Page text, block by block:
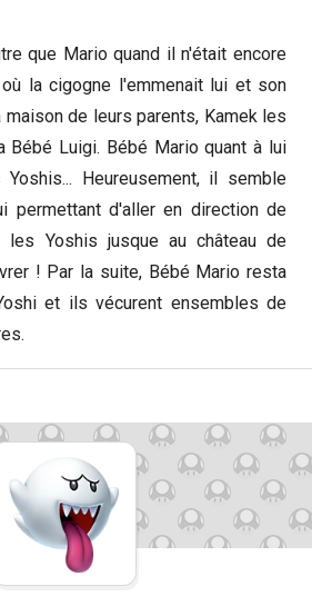
que Mario quand il n'était encore
la cigogne l'emmenait lui et son
de leurs parents, Kamek les
Bébé Luigi. Bébé Mario quant à lui
Heureusement, il semble
permettant d'aller en direction de
Yoshis jusque au château de
! Par la suite, Bébé Mario resta
et ils vécurent ensembles de